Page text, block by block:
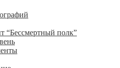
“Бессмертный полк”